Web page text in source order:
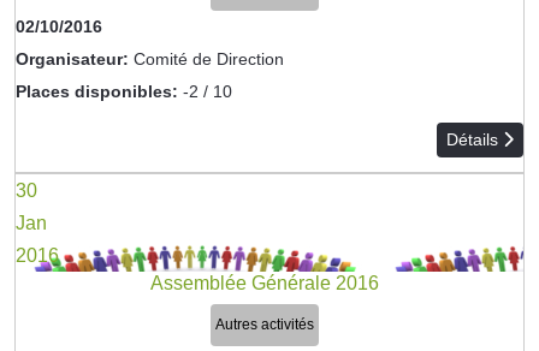
02/10/2016
Organisateur: Comité de Direction
Places disponibles: -2 / 10
Détails
30
Jan
2016
Assemblée Générale 2016
Autres activités